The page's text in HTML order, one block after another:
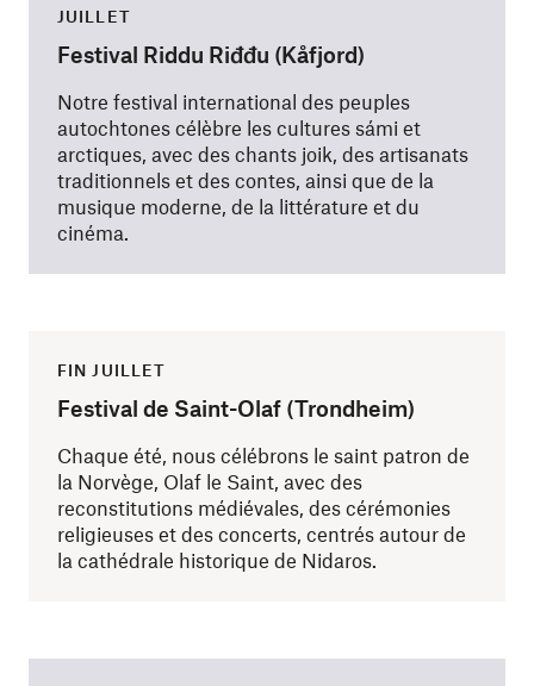
JUILLET
Festival Riddu Riđđu (Kåfjord)
Notre festival international des peuples
autochtones célèbre les cultures sámi et
arctiques, avec des chants joik, des artisanats
traditionnels et des contes, ainsi que de la
musique moderne, de la littérature et du
cinéma.
FIN JUILLET
Festival de Saint-Olaf (Trondheim)
Chaque été, nous célébrons le saint patron de
la Norvège, Olaf le Saint, avec des
reconstitutions médiévales, des cérémonies
religieuses et des concerts, centrés autour de
la cathédrale historique de Nidaros.